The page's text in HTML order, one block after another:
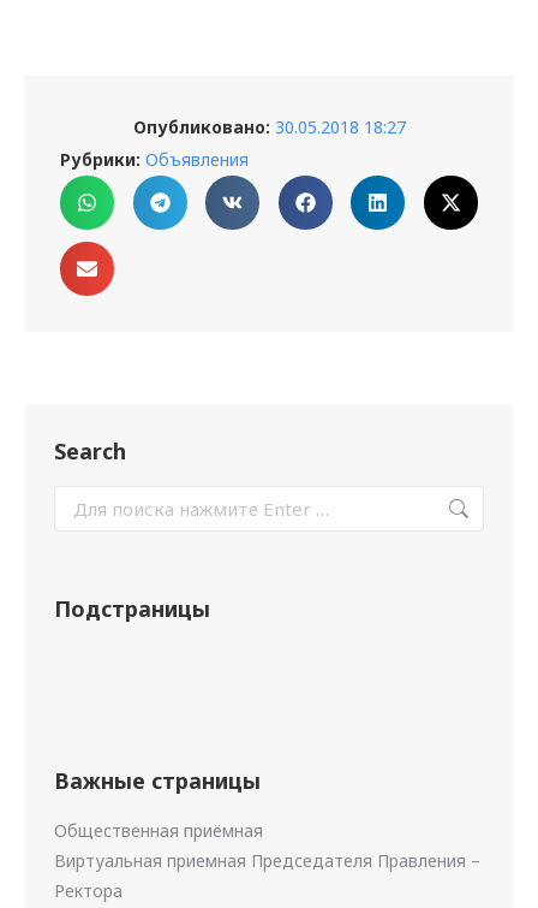
Опубликовано: 30.05.2018 18:27
Рубрики: Объявления
Search
Подстраницы
Важные страницы
Общественная приёмная
Виртуальная приемная Председателя Правления –
Ректора